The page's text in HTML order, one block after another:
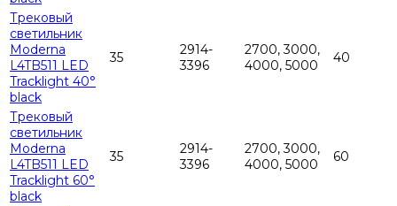
Трековый
светильник
Moderna
L4TB511 LED
Tracklight 40°
black
35
2914-
3396
2700, 3000,
4000, 5000
40
Трековый
светильник
Moderna
L4TB511 LED
Tracklight 60°
black
35
2914-
3396
2700, 3000,
4000, 5000
60